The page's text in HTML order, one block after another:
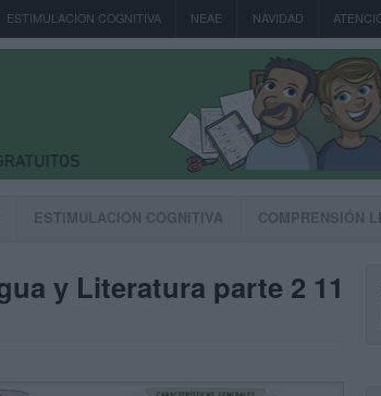
ESTIMULACION COGNITIVA NEAE NAVIDAD
ESTIMULACION COGNITIVA COMPRENSIÓN
y Literatura parte 2 11